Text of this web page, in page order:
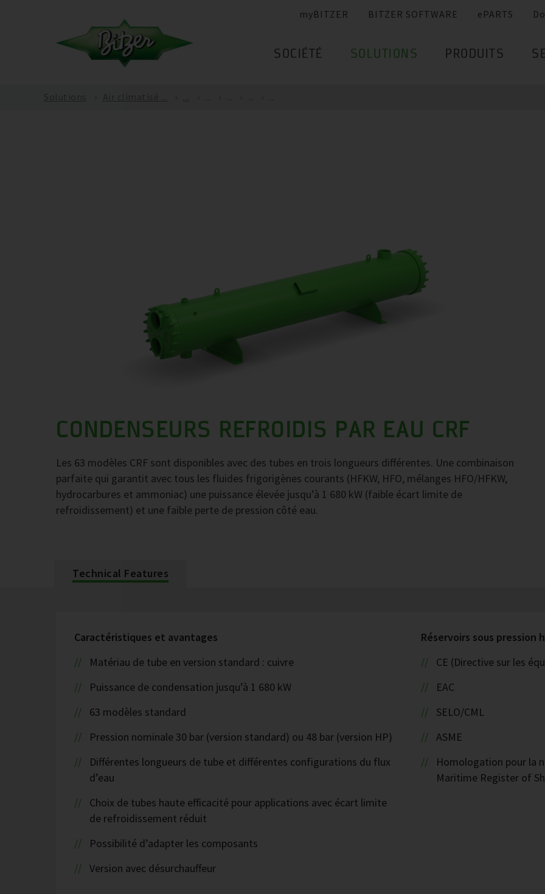
myBITZER BITZER SOFTWARE ePARTS
SOCIÉTÉ SOLUTIONS PRODUITS
CONDENSEURS REFROIDIS PAR EAU CRF
Les 63 modèles CRF sont disponibles avec des tubes en trois longueurs différentes. Une combinaison
parfaite qui garantit avec tous les fluides frigorigènes courants (HFKW, HFO, mélanges HFO/HFKW,
hydrocarbures et ammoniac) une puissance élevée jusqu’à 1 680 kW (faible écart limite de
refroidissement) et une faible perte de pression côté eau.
Technical Features
Caractéristiques et avantages
Matériau de tube en version standard : cuivre
Puissance de condensation jusqu’à 1 680 kW
63 modèles standard
Pression nominale 30 bar (version standard) ou 48 bar (version HP)
Différentes longueurs de tube et différentes configurations du flux
d’eau
Choix de tubes haute efficacité pour applications avec écart limite
de refroidissement réduit
Possibilité d’adapter les composants
Version avec désurchauffeur
Réservoirs sous pression
CE (Directive sur les
EAC
SELO/CML
ASME
Homologation pour la
Maritime Register of